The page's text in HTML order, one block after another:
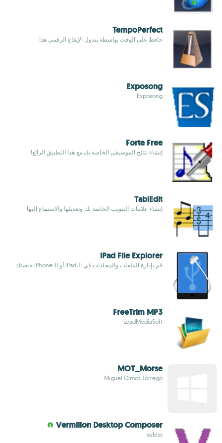
TempoPerfect
حافظ على الوقت بواسطة بندول الإيقاع الرقمي هذا
Exposong
Exposong
Forte Free
إنشاء نتائج الموسيقى الخاصة بك مع هذا التطبيق الرائع!
TablEdit
إنشاء علامات التبويب الخاصة بك وتعديلها والاستماع إليها
iPad File Explorer
قم بإدارة الملفات والمجلدات في الـiPad أو الـiPhone خاصتك
FreeTrim MP3
LeadMediaSoft
MOT_Morse
Miguel Olmos Torrego
Vermilion Desktop Composer
aybiss